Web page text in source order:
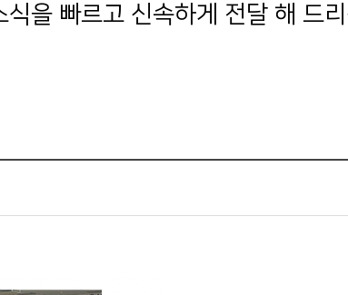
식을 빠르고 신속하게 전달 해 드